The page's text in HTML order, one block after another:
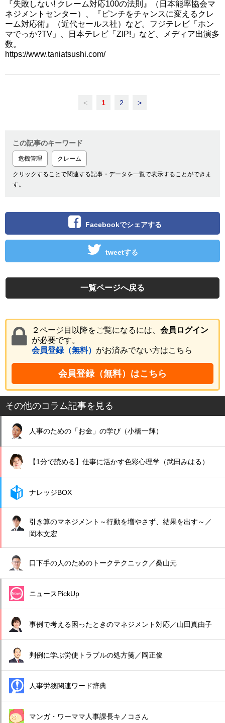
『失敗しない! クレーム対応100の法則』（日本能率協会マ
ネジメントセンター）、『ピンチをチャンスに変えるクレ
ーム対応術』（近代セールス社）など。フジテレビ「ホン
マでっか?TV」、日本テレビ「ZIP!」など、メディア出演多
数。
https://www.taniatsushi.com/
< 1 2 >
この記事のキーワード
危機管理 クレーム
クリックすることで関連する記事・データを一覧で表示することができま
す。
Facebookでシェアする
tweetする
一覧ページへ戻る
２ページ目以降をご覧になるには、 会員ログイン
が必要です。
会員登録（無料） がお済みでない方はこちら
会員登録（無料）はこちら
その他のコラム記事を見る
人事のための「お金」の学び（小橋一輝）
【1分で読める】仕事に活かす色彩心理学（武田みはる）
ナレッジBOX
引き算のマネジメント～行動を増やさず、結果を出す～／
岡本文宏
口下手の人のためのトークテクニック／桑山元
ニュースPickUp
事例で考える困ったときのマネジメント対応／山田真由子
判例に学ぶ労使トラブルの処方箋／岡正俊
人事労務関連ワード辞典
マンガ・ワーママ人事課長キノコさん